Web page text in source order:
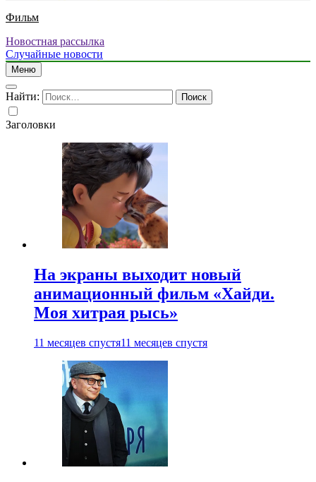
Фильм
Новостная рассылка
Случайные новости
Меню
Найти:
Заголовки
На экраны выходит новый
анимационный фильм «Хайди.
Моя хитрая рысь»
11 месяцев спустя11 месяцев спустя